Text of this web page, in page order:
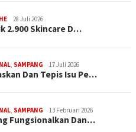
28 Juli 2026
2.900 Skincare D…
, SAMPANG 17 Juli 2026
Dan Tepis Isu Pe…
, SAMPANG 13 Februari 2026
Fungsionalkan Dan…